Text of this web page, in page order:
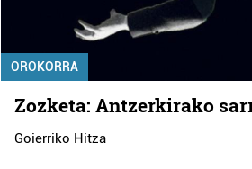
OROKORRA
Zozketa: Antzerkirako
Goierriko Hitza